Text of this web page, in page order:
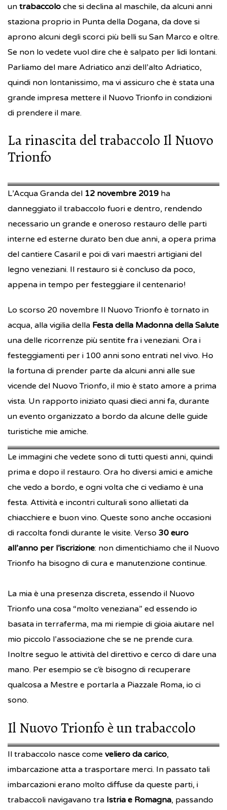
un trabaccolo che si declina al maschile, da alcuni anni
staziona proprio in Punta della Dogana, da dove si
aprono alcuni degli scorci più belli su San Marco e oltre.
Se non lo vedete vuol dire che è salpato per lidi lontani.
Parliamo del mare Adriatico anzi dell’alto Adriatico,
quindi non lontanissimo, ma vi assicuro che è stata una
grande impresa mettere il Nuovo Trionfo in condizioni
di prendere il mare.
La rinascita del trabaccolo Il Nuovo
Trionfo
nuovo_trionfo nuovo_trionfo
L’Acqua Granda del 12 novembre 2019 ha
danneggiato il trabaccolo fuori e dentro, rendendo
necessario un grande e oneroso restauro delle parti
interne ed esterne durato ben due anni, a opera prima
del cantiere Casaril e poi di vari maestri artigiani del
legno veneziani. Il restauro si è concluso da poco,
appena in tempo per festeggiare il centenario!
Lo scorso 20 novembre Il Nuovo Trionfo è tornato in
acqua, alla vigilia della Festa della Madonna della Salute
una delle ricorrenze più sentite fra i veneziani. Ora i
festeggiamenti per i 100 anni sono entrati nel vivo. Ho
la fortuna di prender parte da alcuni anni alle sue
vicende del Nuovo Trionfo, il mio è stato amore a prima
vista. Un rapporto iniziato quasi dieci anni fa, durante
un evento organizzato a bordo da alcune delle guide
turistiche mie amiche.
nuovo_trionfo nuovo_trionfo
Le immagini che vedete sono di tutti questi anni, quindi
prima e dopo il restauro. Ora ho diversi amici e amiche
che vedo a bordo, e ogni volta che ci vediamo è una
festa. Attività e incontri culturali sono allietati da
chiacchiere e buon vino. Queste sono anche occasioni
di raccolta fondi durante le visite. Verso 30 euro
all’anno per l’iscrizione: non dimentichiamo che il Nuovo
Trionfo ha bisogno di cura e manutenzione continue.
La mia è una presenza discreta, essendo il Nuovo
Trionfo una cosa “molto veneziana” ed essendo io
basata in terraferma, ma mi riempie di gioia aiutare nel
mio piccolo l’associazione che se ne prende cura.
Inoltre seguo le attività del direttivo e cerco di dare una
mano. Per esempio se c’è bisogno di recuperare
qualcosa a Mestre e portarla a Piazzale Roma, io ci
sono.
Il Nuovo Trionfo è un trabaccolo
il_nuovo_trionfo il_nuovo_trionfo
Il trabaccolo nasce come veliero da carico,
imbarcazione atta a trasportare merci. In passato tali
imbarcazioni erano molto diffuse da queste parti, i
trabaccoli navigavano tra Istria e Romagna, passando